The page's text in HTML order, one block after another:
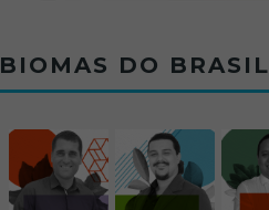
BIOMAS DO BRASIL